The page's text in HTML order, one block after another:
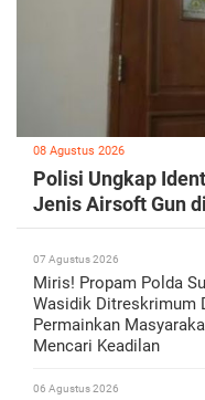
08 Agustus 2026
Polisi Ungkap
Jenis Airsoft Gun
07 Agustus 2026
Miris! Propam Polda
Wasidik Ditreskrimum
Permainkan
Mencari Keadilan
06 Agustus 2026